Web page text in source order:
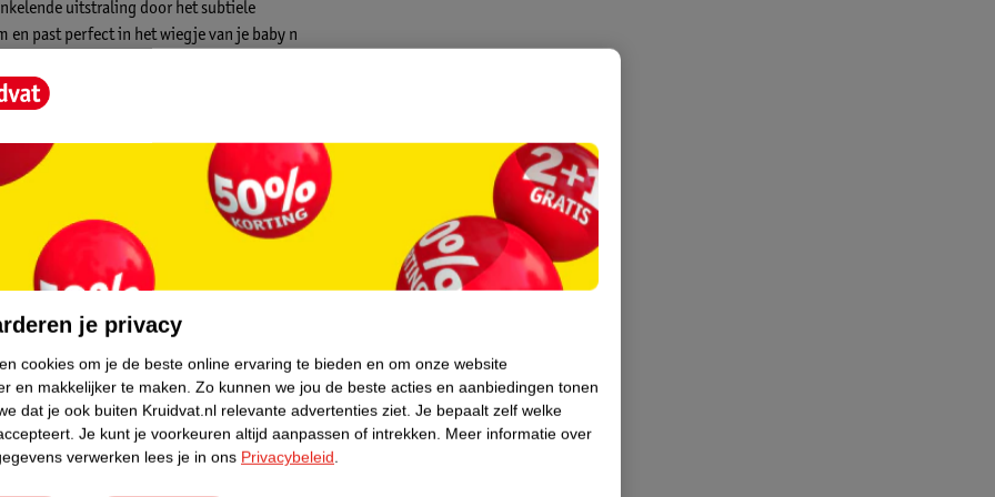
uitstraling door het subtiele
past perfect in het wiegje van je baby n
matcht zo'n beetje overal bij en is
dit warme dekentje met superzachte
reinigen
je privacy
cookies om je de beste online ervaring te bieden en om onze website
en makkelijker te maken. Zo kunnen we jou de beste acties en aanbiedingen tonen
dat je ook buiten Kruidvat.nl relevante advertenties ziet. Je bepaalt zelf welke
Je kunt je voorkeuren altijd aanpassen of intrekken. Meer informatie over
verwerken lees je in ons Privacybeleid.